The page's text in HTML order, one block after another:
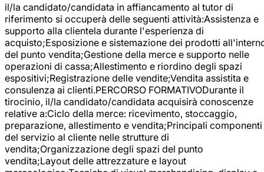
il/la candidato/candidata in affiancamento al tutor di
riferimento si occuperà delle seguenti attività:Assistenza e
supporto alla clientela durante l'esperienza di
acquisto;Esposizione e sistemazione dei prodotti
del punto vendita;Gestione della merce e supporto nelle
operazioni di cassa;Allestimento e riordino degli spazi
espositivi;Registrazione delle vendite;Vendita assistita e
consulenza ai clienti.PERCORSO FORMATIVODurante il
tirocinio, il/la candidato/candidata acquisirà conoscenze
relative a:Ciclo della merce: ricevimento, stoccaggio,
preparazione, allestimento e vendita;Principali componenti
del servizio al cliente nelle strutture di
vendita;Organizzazione degli spazi del punto
vendita;Layout delle attrezzature e layout